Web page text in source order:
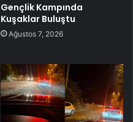
Gençlik Kampında
Kuşaklar Buluştu
Ağustos 7, 2026